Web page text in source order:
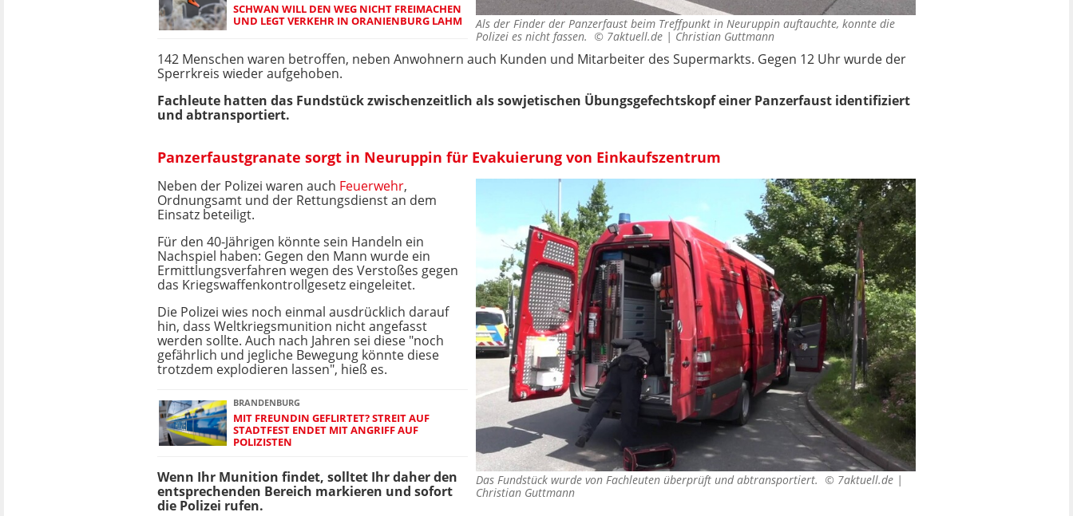
Als der Finder der Panzerfaust beim Treffpunkt in Neuruppin auftauchte, konnte die
Polizei es nicht fassen. © 7aktuell.de | Christian Guttmann
SCHWAN WILL DEN WEG NICHT FREIMACHEN
UND LEGT VERKEHR IN ORANIENBURG LAHM
142 Menschen waren betroffen, neben Anwohnern auch Kunden und Mitarbeiter des Supermarkts. Gegen 12 Uhr wurde der
Sperrkreis wieder aufgehoben.
Fachleute hatten das Fundstück zwischenzeitlich als sowjetischen Übungsgefechtskopf einer Panzerfaust identifiziert
und abtransportiert.
Panzerfaustgranate sorgt in Neuruppin für Evakuierung von Einkaufszentrum
Das Fundstück wurde von Fachleuten überprüft und abtransportiert. © 7aktuell.de |
Christian Guttmann
Neben der Polizei waren auch Feuerwehr,
Ordnungsamt und der Rettungsdienst an dem
Einsatz beteiligt.
Für den 40-Jährigen könnte sein Handeln ein
Nachspiel haben: Gegen den Mann wurde ein
Ermittlungsverfahren wegen des Verstoßes gegen
das Kriegswaffenkontrollgesetz eingeleitet.
Die Polizei wies noch einmal ausdrücklich darauf
hin, dass Weltkriegsmunition nicht angefasst
werden sollte. Auch nach Jahren sei diese "noch
gefährlich und jegliche Bewegung könnte diese
trotzdem explodieren lassen", hieß es.
BRANDENBURG
MIT FREUNDIN GEFLIRTET? STREIT AUF
STADTFEST ENDET MIT ANGRIFF AUF
POLIZISTEN
Wenn Ihr Munition findet, solltet Ihr daher den
entsprechenden Bereich markieren und sofort
die Polizei rufen.